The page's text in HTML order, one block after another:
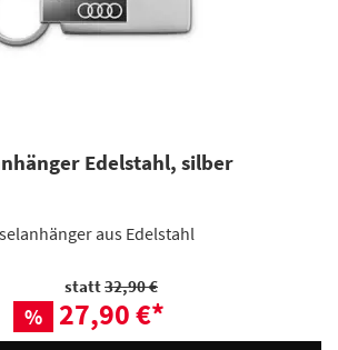
Edelstahl, silber
aus Edelstahl
statt32,90 €
% 27,90 €*